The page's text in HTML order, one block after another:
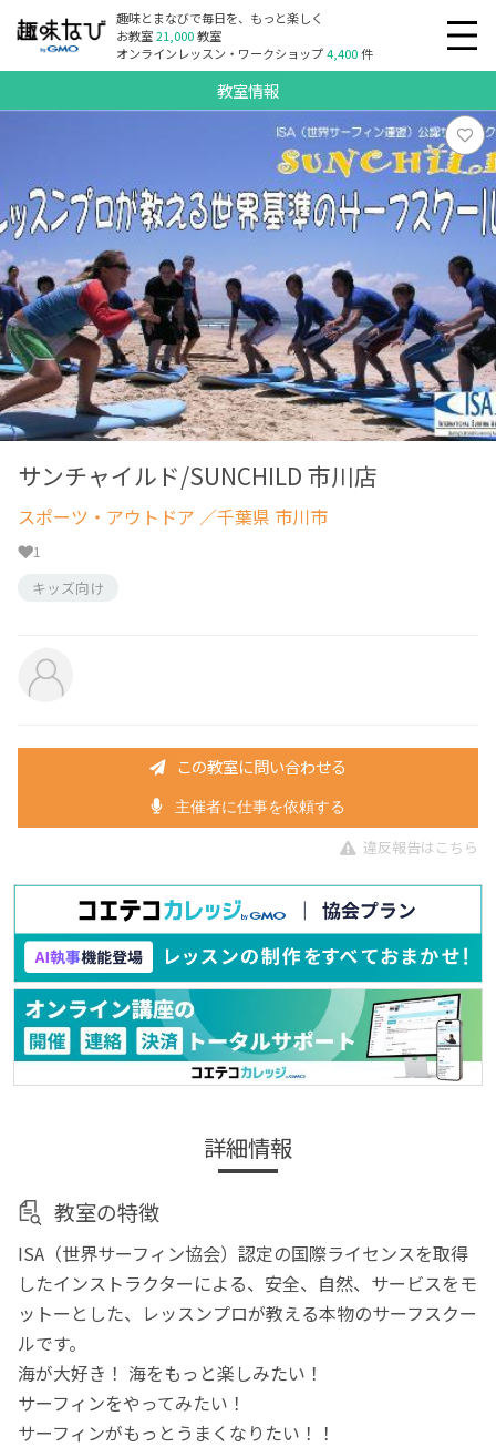
趣味とまなびで毎日を、もっと楽しく
お教室21,000教室
オンラインレッスン・ワークショップ4,400件
教室情報
サンチャイルド/SUNCHILD 市川店
スポーツ・アウトドア ／千葉県 市川市
1
キッズ向け
この教室に問い合わせる
主催者に仕事を依頼する
違反報告はこちら
詳細情報
教室の特徴
ISA（世界サーフィン協会）認定の国際ライセンスを取得
したインストラクターによる、安全、自然、サービスをモ
ットーとした、レッスンプロが教える本物のサーフスクー
ルです。
海が大好き！ 海をもっと楽しみたい！
サーフィンをやってみたい！
サーフィンがもっとうまくなりたい！！